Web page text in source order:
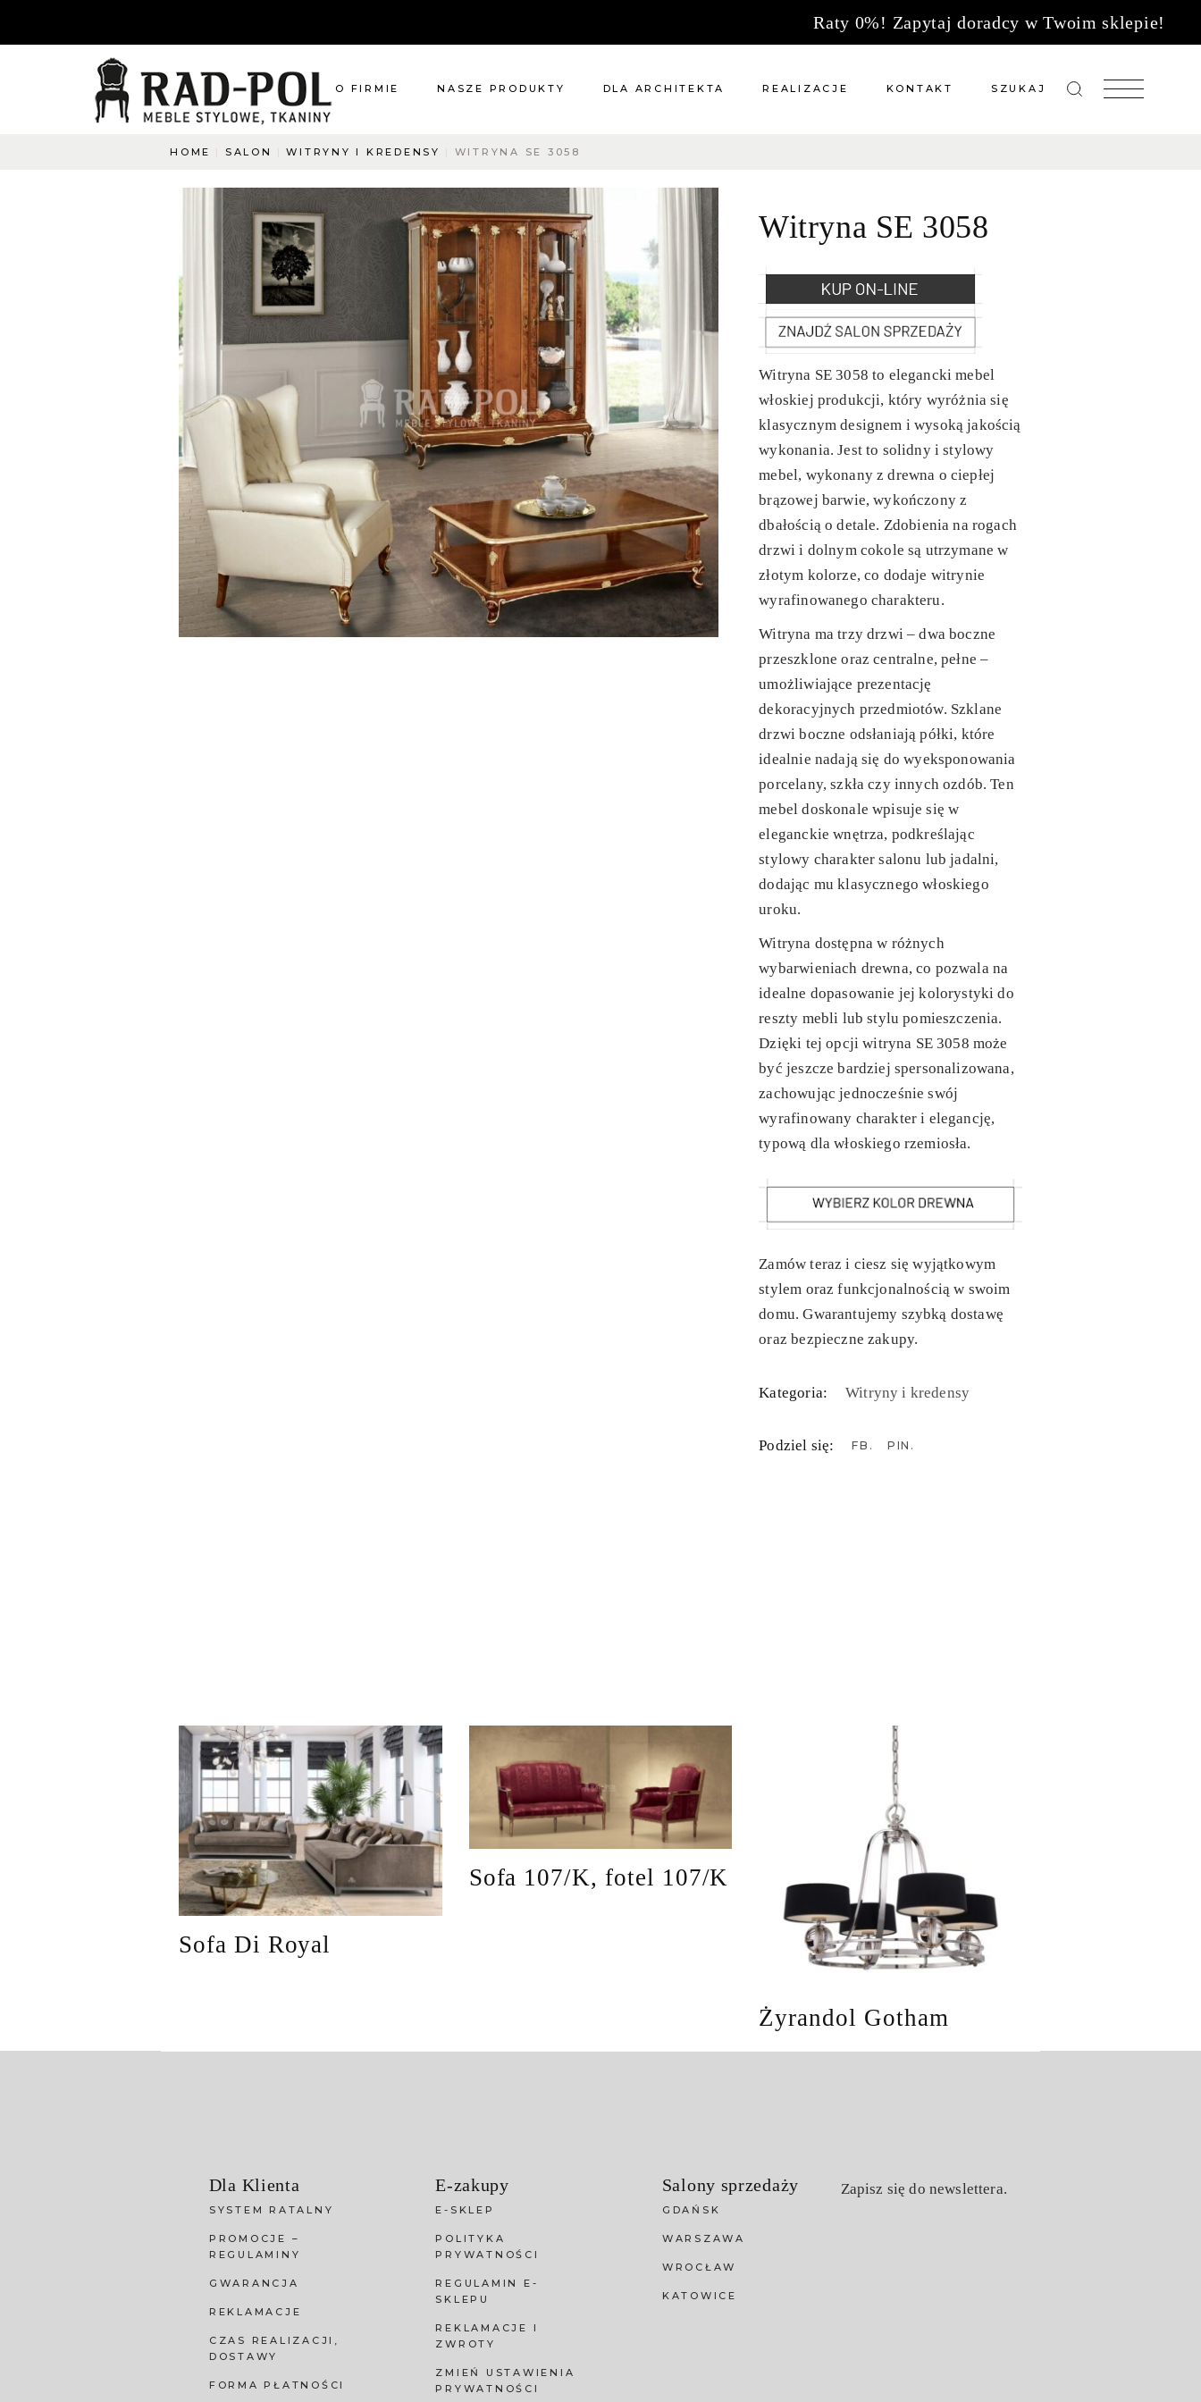
Raty 0%! Zapytaj doradcy w Twoim sklepie!
O FIRMIE
Blog
Aktualności
NASZE PRODUKTY
Oświetlenie
Renowacje
Kuchnie
Dodatki
Tkaniny
Katalog
DLA ARCHITEKTA REALIZACJE KONTAKT
Kuchnie
SZUKAJ
HOME SALON WITRYNY I KREDENSY WITRYNA SE 3058
Witryna SE 3058
Witryna SE 3058 to elegancki mebel
włoskiej produkcji, który wyróżnia się
klasycznym designem i wysoką jakością
wykonania. Jest to solidny i stylowy
mebel, wykonany z drewna o ciepłej
brązowej barwie, wykończony z
dbałością o detale. Zdobienia na rogach
drzwi i dolnym cokole są utrzymane w
złotym kolorze, co dodaje witrynie
wyrafinowanego charakteru.
Witryna ma trzy drzwi – dwa boczne
przeszklone oraz centralne, pełne –
umożliwiające prezentację
dekoracyjnych przedmiotów. Szklane
drzwi boczne odsłaniają półki, które
idealnie nadają się do wyeksponowania
porcelany, szkła czy innych ozdób. Ten
mebel doskonale wpisuje się w
eleganckie wnętrza, podkreślając
stylowy charakter salonu lub jadalni,
dodając mu klasycznego włoskiego
uroku.
Witryna dostępna w różnych
wybarwieniach drewna, co pozwala na
idealne dopasowanie jej kolorystyki do
reszty mebli lub stylu pomieszczenia.
Dzięki tej opcji witryna SE 3058 może
być jeszcze bardziej spersonalizowana,
zachowując jednocześnie swój
wyrafinowany charakter i elegancję,
typową dla włoskiego rzemiosła.
Zamów teraz i ciesz się wyjątkowym
stylem oraz funkcjonalnością w swoim
domu. Gwarantujemy szybką dostawę
oraz bezpieczne zakupy.
Kategoria: Witryny i kredensy
Podziel się: FB PIN
Sofa Di Royal
Sofa 107/K, fotel 107/K
Żyrandol Gotham
Dla Klienta
SYSTEM RATALNY
PROMOCJE –
REGULAMINY
GWARANCJA
REKLAMACJE
CZAS REALIZACJI,
DOSTAWY
FORMA PŁATNOŚCI
E-zakupy
E-SKLEP
POLITYKA
PRYWATNOŚCI
REGULAMIN E-
SKLEPU
REKLAMACJE I
ZWROTY
ZMIEŃ USTAWIENIA
PRYWATNOŚCI
Salony sprzedaży
GDAŃSK
WARSZAWA
WROCŁAW
KATOWICE
Zapisz się do newslettera.